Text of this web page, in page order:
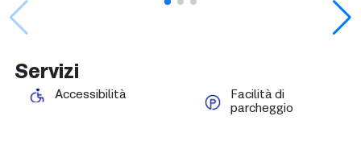
Servizi
Accessibilità
Facilità di
parcheggio